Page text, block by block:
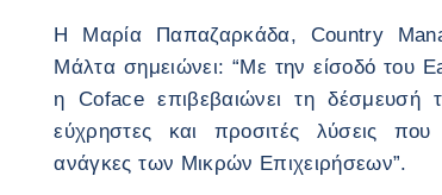
H Μαρία Παπαζαρκάδα, Country
Μάλτα σημειώνει: “Με την είσοδό του
η Coface επιβεβαιώνει τη δέσμευσή
εύχρηστες και προσιτές λύσεις
ανάγκες των Μικρών Επιχειρήσεων”.